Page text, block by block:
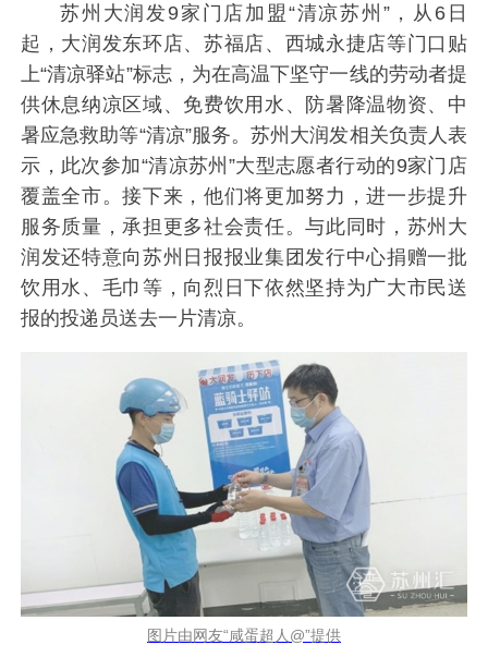
苏州大润发9家门店加盟“清凉苏州”，从6日
起，大润发东环店、苏福店、西城永捷店等门口贴
上“清凉驿站”标志，为在高温下坚守一线的劳动者提
供休息纳凉区域、免费饮用水、防暑降温物资、中
暑应急救助等“清凉”服务。苏州大润发相关负责人表
示，此次参加“清凉苏州”大型志愿者行动的9家门店
覆盖全市。接下来，他们将更加努力，进一步提升
服务质量，承担更多社会责任。与此同时，苏州大
润发还特意向苏州日报报业集团发行中心捐赠一批
饮用水、毛巾等，向烈日下依然坚持为广大市民送
报的投递员送去一片清凉。
图片由网友“咸蛋超人@”提供